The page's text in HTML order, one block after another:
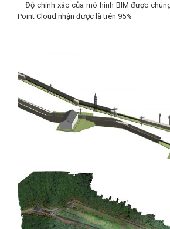
– Độ chính xác của mô hình BIM được
Point Cloud nhận được là trên 95%